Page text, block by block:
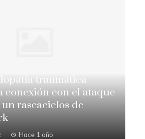
traumática
conexión con el ataque
rascacielos de
Hace 1 año